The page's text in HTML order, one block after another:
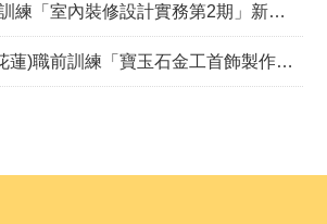
修設計實務第2期」新生甄試通知單暨注意事項
製作班第02期」報名延長至8/18及甄試、開訓、結訓相關期程公告